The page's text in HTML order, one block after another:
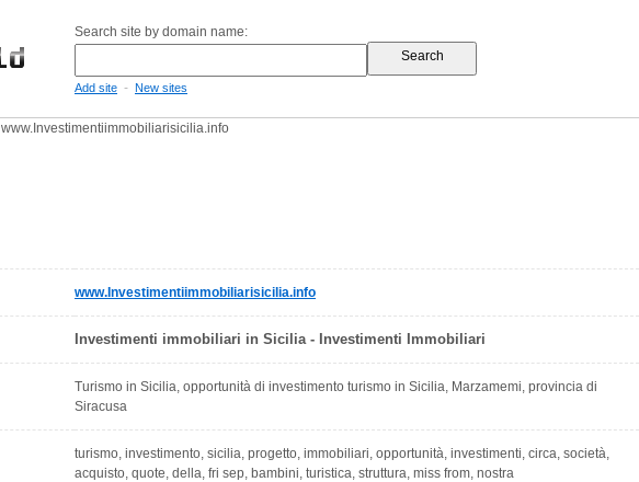
Search site by domain name:
Add site - New sites
www.Investimentiimmobiliarisicilia.info
www.Investimentiimmobiliarisicilia.info
Investimenti immobiliari in Sicilia - Investimenti Immobiliari
Turismo in Sicilia, opportunità di investimento turismo in Sicilia, Marzamemi, provincia di
Siracusa
turismo, investimento, sicilia, progetto, immobiliari, opportunità, investimenti, circa, società,
acquisto, quote, della, fri sep, bambini, turistica, struttura, miss from, nostra